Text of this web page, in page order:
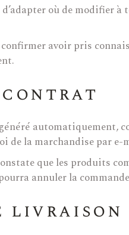
où de
avoir pris
contrat
automatiquement,
de la marchandise par
que les produits
annuler la
livraison